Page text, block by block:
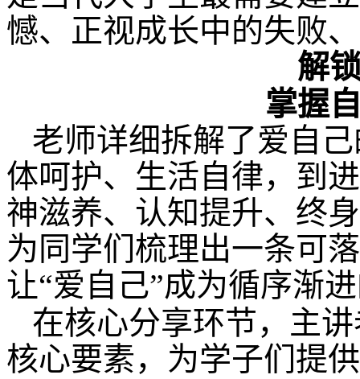
憾、正视成长中的失败
解
掌握
老师详细拆解了爱自
体呵护、生活自律，到
神滋养、认知提升、终
为同学们梳理出一条可
让“爱自己”成为循序渐
在核心分享环节，主
核心要素，为学子们提